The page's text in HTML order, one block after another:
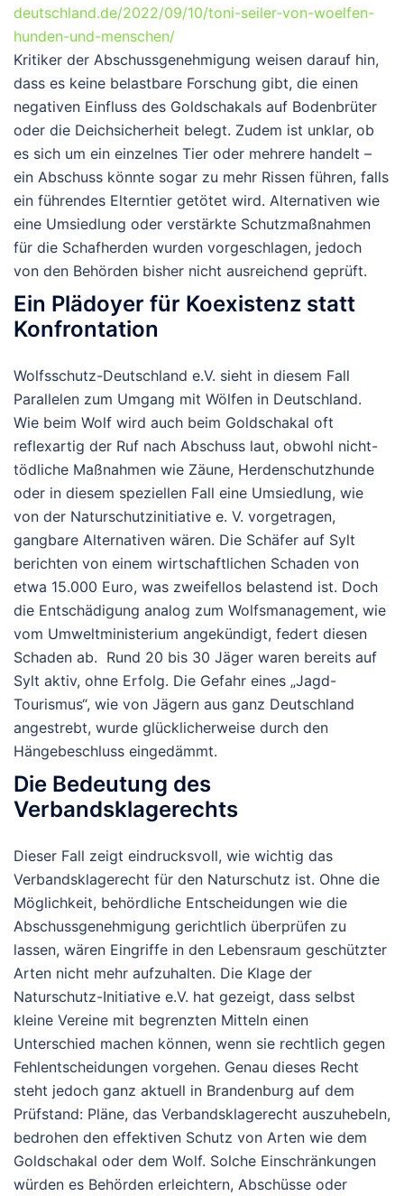
deutschland.de/2022/09/10/toni-seiler-von-woelfen-
hunden-und-menschen/
Kritiker der Abschussgenehmigung weisen darauf hin,
dass es keine belastbare Forschung gibt, die einen
negativen Einfluss des Goldschakals auf Bodenbrüter
oder die Deichsicherheit belegt. Zudem ist unklar, ob
es sich um ein einzelnes Tier oder mehrere handelt –
ein Abschuss könnte sogar zu mehr Rissen führen, falls
ein führendes Elterntier getötet wird. Alternativen wie
eine Umsiedlung oder verstärkte Schutzmaßnahmen
für die Schafherden wurden vorgeschlagen, jedoch
von den Behörden bisher nicht ausreichend geprüft.
Ein Plädoyer für Koexistenz statt
Konfrontation
Wolfsschutz-Deutschland e.V. sieht in diesem Fall
Parallelen zum Umgang mit Wölfen in Deutschland.
Wie beim Wolf wird auch beim Goldschakal oft
reflexartig der Ruf nach Abschuss laut, obwohl nicht-
tödliche Maßnahmen wie Zäune, Herdenschutzhunde
oder in diesem speziellen Fall eine Umsiedlung, wie
von der Naturschutzinitiative e. V. vorgetragen,
gangbare Alternativen wären. Die Schäfer auf Sylt
berichten von einem wirtschaftlichen Schaden von
etwa 15.000 Euro, was zweifellos belastend ist. Doch
die Entschädigung analog zum Wolfsmanagement, wie
vom Umweltministerium angekündigt, federt diesen
Schaden ab. Rund 20 bis 30 Jäger waren bereits auf
Sylt aktiv, ohne Erfolg. Die Gefahr eines „Jagd-
Tourismus“, wie von Jägern aus ganz Deutschland
angestrebt, wurde glücklicherweise durch den
Hängebeschluss eingedämmt.
Die Bedeutung des
Verbandsklagerechts
Dieser Fall zeigt eindrucksvoll, wie wichtig das
Verbandsklagerecht für den Naturschutz ist. Ohne die
Möglichkeit, behördliche Entscheidungen wie die
Abschussgenehmigung gerichtlich überprüfen zu
lassen, wären Eingriffe in den Lebensraum geschützter
Arten nicht mehr aufzuhalten. Die Klage der
Naturschutz-Initiative e.V. hat gezeigt, dass selbst
kleine Vereine mit begrenzten Mitteln einen
Unterschied machen können, wenn sie rechtlich gegen
Fehlentscheidungen vorgehen. Genau dieses Recht
steht jedoch ganz aktuell in Brandenburg auf dem
Prüfstand: Pläne, das Verbandsklagerecht auszuhebeln,
bedrohen den effektiven Schutz von Arten wie dem
Goldschakal oder dem Wolf. Solche Einschränkungen
würden es Behörden erleichtern, Abschüsse oder